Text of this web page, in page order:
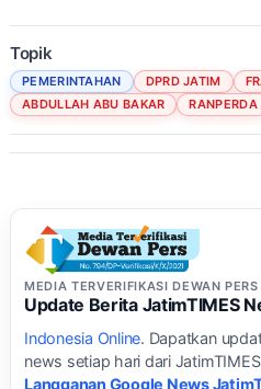
Topik
PEMERINTAHAN DPRD JATIM
ABDULLAH ABU BAKAR
RANPERDA
MEDIA TERVERIFIKASI DEWAN PERS
Update Berita JatimTIMES
Indonesia Online. Dapatkan
news setiap hari dari
Langganan Google News